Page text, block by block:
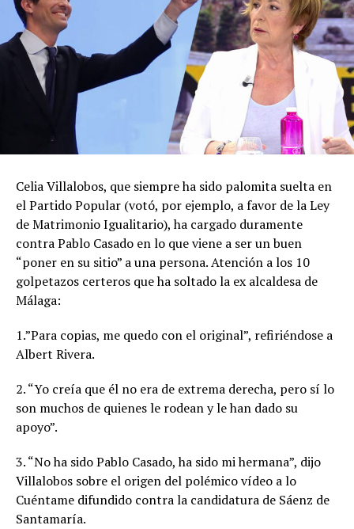
Celia Villalobos, que siempre ha sido palomita suelta en
el Partido Popular (votó, por ejemplo, a favor de la Ley
de Matrimonio Igualitario), ha cargado duramente
contra Pablo Casado en lo que viene a ser un buen
“poner en su sitio” a una persona. Atención a los 10
golpetazos certeros que ha soltado la ex alcaldesa de
Málaga:
1.”Para copias, me quedo con el original”, refiriéndose a
Albert Rivera.
2. “Yo creía que él no era de extrema derecha, pero sí lo
son muchos de quienes le rodean y le han dado su
apoyo”.
3. “No ha sido Pablo Casado, ha sido mi hermana”, dijo
Villalobos sobre el origen del polémico vídeo a lo
Cuéntame difundido contra la candidatura de Sáenz de
Santamaría.